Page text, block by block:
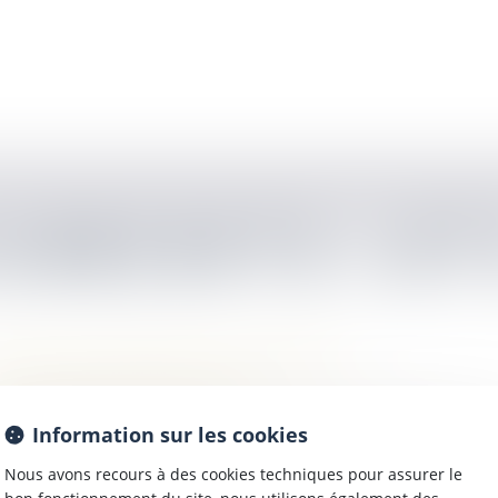
explicative pour remplir l'aide juridictionnelle
des pièces à fournir pour l'obtention de l'Aide
Information sur les cookies
Nous avons recours à des cookies techniques pour assurer le